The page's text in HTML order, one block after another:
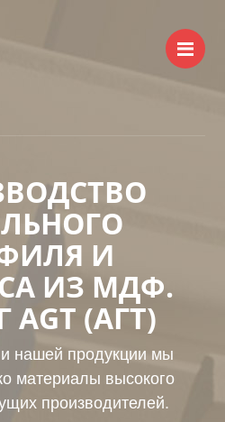
И
ИЗ МДФ.
(АГТ)
нашей продукции мы
материалы высокого
производителей.